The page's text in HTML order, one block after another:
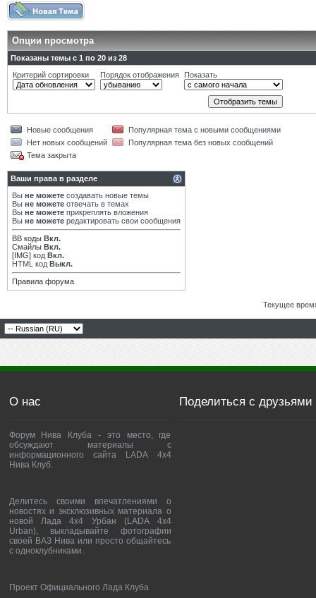
Опции просмотра
Показаны темы с 1 по 20 из 28
Критерий сортировки
Порядок отображения Показать
Новые сообщения
Популярная тема с новыми сообщениями
Нет новых сообщений
Популярная тема без новых сообщений
Тема закрыта
Ваши права в разделе
Вы не можете создавать новые темы
Вы не можете отвечать в темах
Вы не можете прикреплять вложения
Вы не можете редактировать свои сообщения
BB коды Вкл.
Смайлы Вкл.
[IMG] код Вкл.
HTML код Выкл.
Правила форума
Текущее
О нас
Форум Нива Клуба - это место, где
обсуждают материалы с
информационного сайта LADA 4x4
Нива Клуб.
Делитесь своими впечатлениями о
новостях и эксклюзивных материала о
новой Лада 4х4 Урбан (LADA 4x4
Urban), выкладывайте фотографии
своей ВАЗ Нива или просто общайтесь
с одноклубниками.
Проект Официального Лада Клуба
Поделиться с друзьями